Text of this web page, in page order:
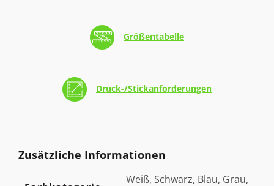
Größentabelle
Druck-/Stickanforderungen
Zusätzliche Informationen
Weiß, Schwarz, Blau, Grau,